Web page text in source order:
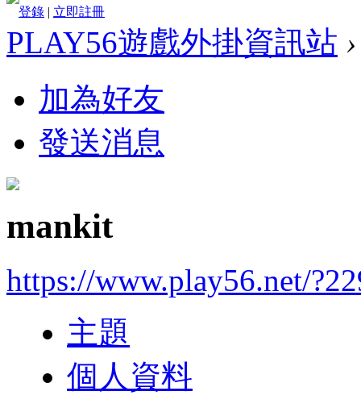
登錄 | 立即註冊
PLAY56遊戲外掛資訊站 ›
加為好友
發送消息
mankit
https://www.play56.net/
主題
個人資料